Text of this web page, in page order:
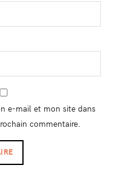
e-mail et mon site dans
commentaire.